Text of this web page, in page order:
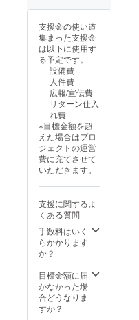
ライン
ショッ
プなど
にて一
般販売
開始予
定で
す。
もござ
す。 ※
類似商
品が発
生する
可能性
があり
ます。
ご了承
上でご
支援頂
けます
様お願
い致し
ます。
12月か
らオン
ライン
ショッ
般販売
開始予
定で
第終了
ます。
※GLAF
Eについ
ては、
原材料
及び添
加物等
の食品
お届け
商品の
ラベル
に表記
されま
す。 商
前には
必ずお
届けの
リター
ンに貼
たラベ
ルや注
意書き
をご確
支援金の使い道
集まった支援金
は以下に使用す
る予定です。
設備費
人件費
広報/宣伝費
リターン仕入
れ費
※目標金額を超
えた場合はプロ
ジェクトの運営
費に充てさせて
いただきます。
支援に関するよ
くある質問
手数料はいく
らかかります
か？
目標金額に届
かなかった場
合どうなりま
すか？